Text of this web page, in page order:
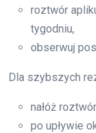
roztwór
tygodniu,
obserwuj
Dla szybszych
nałóż
po upływie